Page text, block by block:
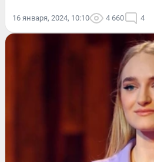
16 января, 2024, 10:10 4 660 4